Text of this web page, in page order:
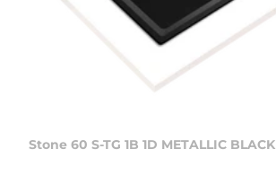
Stone 60 S-TG 1B 1D METALLIC BLACK